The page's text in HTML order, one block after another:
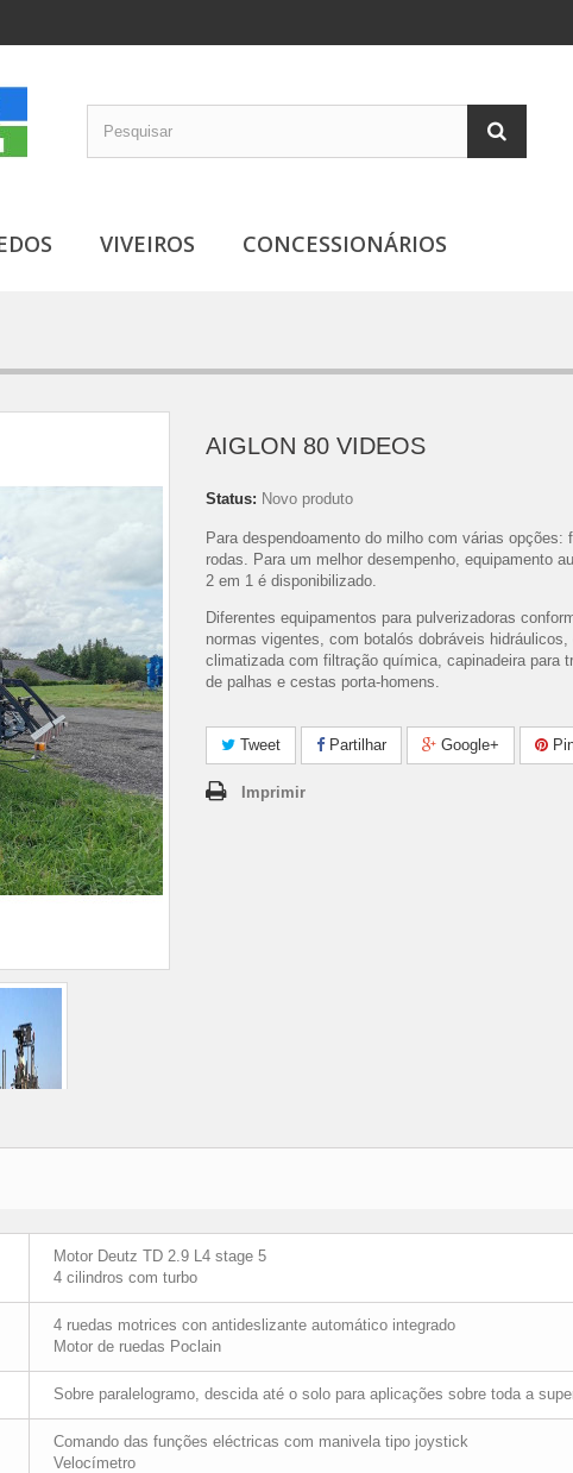
VIVEIROS CONCESSIONÁRIOS
AIGLON 80 VIDEOS
Status: Novo produto
Para despendoamento do milho com várias opções:
rodas. Para um melhor desempenho, equipamento
2 em 1 é disponibilizado.
Diferentes equipamentos para pulverizadoras
normas vigentes, com botalós dobráveis hidráulicos,
climatizada com filtração química, capinadeira para
de palhas e cestas porta-homens.
Tweet Partilhar Google+
Imprimir
Motor Deutz TD 2.9 L4 stage 5
4 cilindros com turbo
4 ruedas motrices con antideslizante automático integrado
Motor de ruedas Poclain
Sobre paralelogramo, descida até o solo para aplicações sobre toda a
Comando das funções eléctricas com manivela tipo joystick
Velocímetro